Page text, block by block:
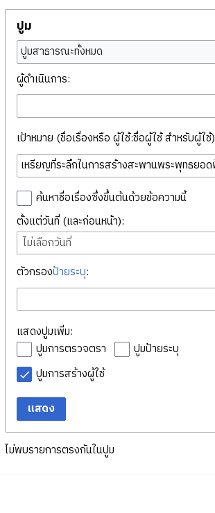
ปูม
ปูมสาธารณะทั้งหมด
ผู้ดำเนินการ:
เป้าหมาย (ชื่อเรื่องหรือ ผู้ใช้:ชื่อผู้ใช้ สำหรับผู้ใช้):
ค้นหาชื่อเรื่องซึ่งขึ้นต้นด้วยข้อความนี้
ตั้งแต่วันที่ (และก่อนหน้า):
ไม่เลือกวันที่
ตัวกรองป้ายระบุ:
แสดงปูมเพิ่ม:
ปูมการตรวจตรา
ปูมป้ายระบุ
ปูมการสร้างผู้ใช้
แสดง
ไม่พบรายการตรงกันในปูม